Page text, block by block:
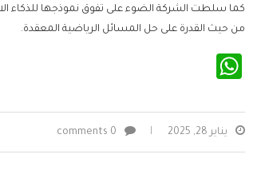
كما سلطت الشركة الضوء على تفوق نموذجها للذكاء
من حيث القدرة على حل المسائل الرياضية المعقدة.
يناير 28, 2025 0 comments